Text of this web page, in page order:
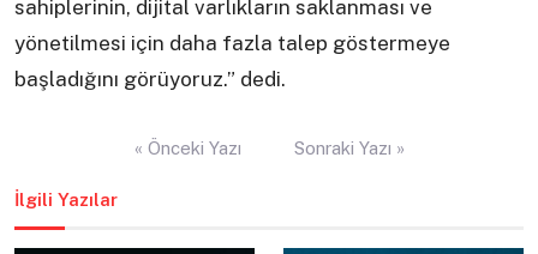
sahiplerinin, dijital varlıkların saklanması ve
yönetilmesi için daha fazla talep göstermeye
başladığını görüyoruz.” dedi.
« Önceki Yazı Sonraki Yazı »
İlgili Yazılar